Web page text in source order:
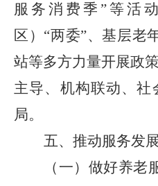
服务消费季”等活
区）“两委”、基层老
站等多方力量开展政
主导、机构联动、社
局。
五、推动服务发
（一）做好养老